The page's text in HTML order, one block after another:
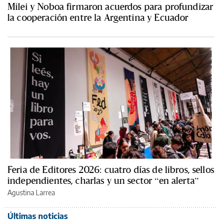
Milei y Noboa firmaron acuerdos para profundizar
la cooperación entre la Argentina y Ecuador
Feria de Editores 2026: cuatro días de libros, sellos
independientes, charlas y un sector “en alerta”
Agustina Larrea
Últimas noticias